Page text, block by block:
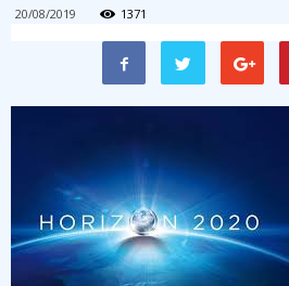
20/08/2019 1371